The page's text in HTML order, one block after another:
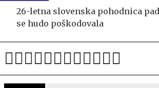
26-letna slovenska pohodnica
se hudo poškodovala